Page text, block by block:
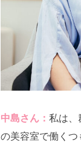
中島さん： 私は、
の美容室で働く